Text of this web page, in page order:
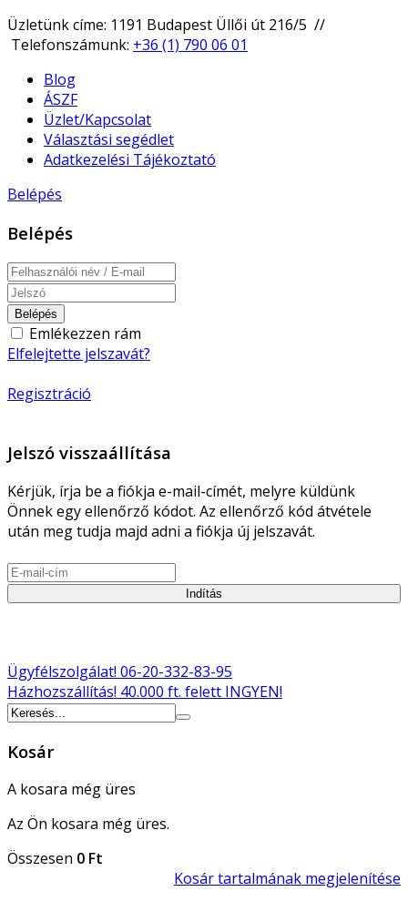
Üzletünk címe: 1191 Budapest Üllői út 216/5 //
Telefonszámunk: +36 (1) 790 06 01
Blog
ÁSZF
Üzlet/Kapcsolat
Választási segédlet
Adatkezelési Tájékoztató
Belépés
Belépés
Belépés
Emlékezzen rám
Elfelejtette jelszavát?
Regisztráció
Jelszó visszaállítása
Kérjük, írja be a fiókja e-mail-címét, melyre küldünk
Önnek egy ellenőrző kódot. Az ellenőrző kód átvétele
után meg tudja majd adni a fiókja új jelszavát.
Indítás
Ügyfélszolgálat! 06-20-332-83-95
Házhozszállítás! 40.000 ft. felett INGYEN!
Kosár
A kosara még üres
Az Ön kosara még üres.
Összesen 0 Ft
Kosár tartalmának megjelenítése